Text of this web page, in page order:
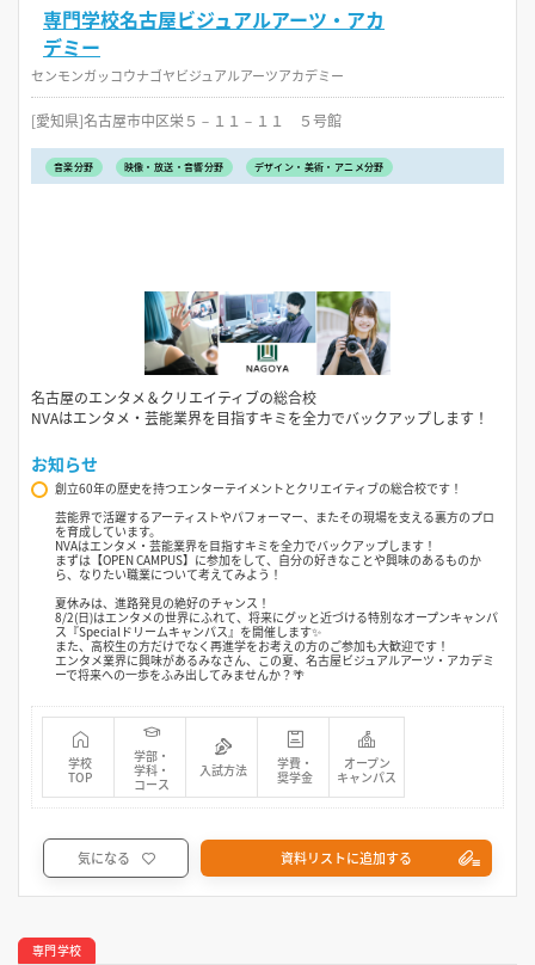
専門学校名古屋ビジュアルアーツ・アカ
デミー
センモンガッコウナゴヤビジュアルアーツアカデミー
[愛知県]名古屋市中区栄５－１１－１１ ５号館
音楽分野 映像・放送・音響分野 デザイン・美術・アニメ分野
名古屋のエンタメ＆クリエイティブの総合校
NVAはエンタメ・芸能業界を目指すキミを全力でバックアップします！
お知らせ
創立60年の歴史を持つエンターテイメントとクリエイティブの総合校です！
芸能界で活躍するアーティストやパフォーマー、またその現場を支える裏方のプロ
を育成しています。
NVAはエンタメ・芸能業界を目指すキミを全力でバックアップします！
まずは【OPEN CAMPUS】に参加をして、自分の好きなことや興味のあるものか
ら、なりたい職業について考えてみよう！
夏休みは、進路発見の絶好のチャンス！
8/2(日)はエンタメの世界にふれて、将来にグッと近づける特別なオープンキャンパ
ス『Specialドリームキャンパス』を開催します✨
また、高校生の方だけでなく再進学をお考えの方のご参加も大歓迎です！
エンタメ業界に興味があるみなさん、この夏、名古屋ビジュアルアーツ・アカデミ
ーで将来への一歩をふみ出してみませんか？🌴
学校
TOP
学部・
学科・
コース
入試方法
学費・
奨学金
オープン
キャンパス
気になる 資料リストに追加する
専門学校